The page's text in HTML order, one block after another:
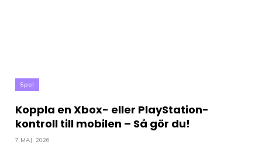
Spel
Koppla en Xbox- eller PlayStation-
kontroll till mobilen – Så gör du!
7 MAJ, 2026